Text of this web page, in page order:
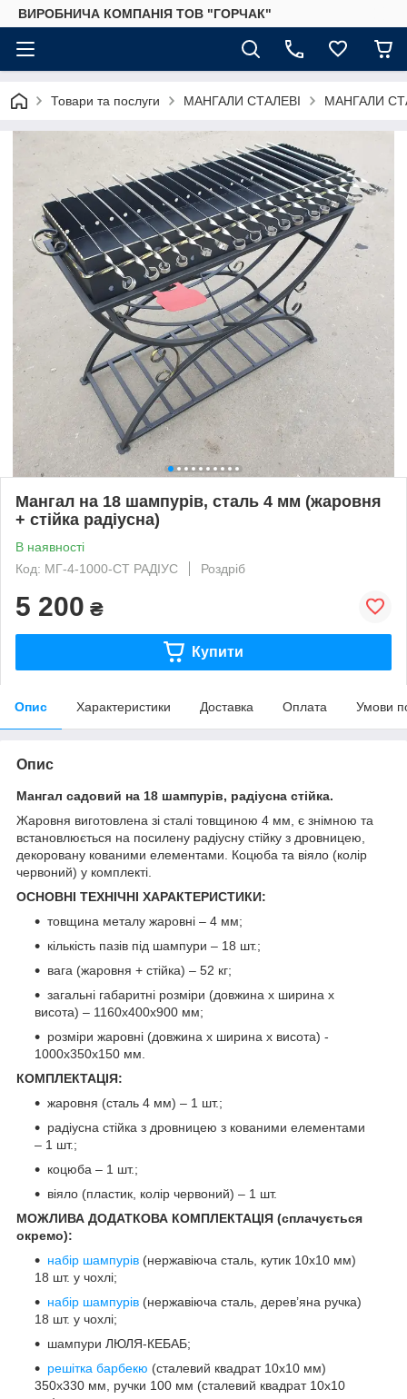
ВИРОБНИЧА КОМПАНІЯ ТОВ "ГОРЧАК"
Товари та послуги МАНГАЛИ СТАЛЕВІ МАНГАЛИ
Мангал на 18 шампурів, сталь 4 мм (жаровня
+ стійка радіусна)
В наявності
Код: МГ-4-1000-СТ РАДІУС
Роздріб
5 200 ₴
Купити
Опис Характеристики Доставка Оплата Умови
Опис
Мангал садовий на 18 шампурів, радіусна стійка.
Жаровня виготовлена зі сталі товщиною 4 мм, є знімною та
встановлюється на посилену радіусну стійку з дровницею,
декоровану кованими елементами. Коцюба та віяло (колір
червоний) у комплекті.
ОСНОВНІ ТЕХНІЧНІ ХАРАКТЕРИСТИКИ:
товщина металу жаровні – 4 мм;
кількість пазів під шампури – 18 шт.;
вага (жаровня + стійка) – 52 кг;
загальні габаритні розміри (довжина х ширина х
висота) – 1160х400х900 мм;
розміри жаровні (довжина х ширина х висота) -
1000х350х150 мм.
КОМПЛЕКТАЦІЯ:
жаровня (сталь 4 мм) – 1 шт.;
радіусна стійка з дровницею з кованими елементами
– 1 шт.;
коцюба – 1 шт.;
віяло (пластик, колір червоний) – 1 шт.
МОЖЛИВА ДОДАТКОВА КОМПЛЕКТАЦІЯ (сплачується
окремо):
набір шампурів (нержавіюча сталь, кутик 10х10 мм)
18 шт. у чохлі;
набір шампурів (нержавіюча сталь, дерев’яна ручка)
18 шт. у чохлі;
шампури ЛЮЛЯ-КЕБАБ;
решітка барбекю (сталевий квадрат 10х10 мм)
350х330 мм, ручки 100 мм (сталевий квадрат 10х10